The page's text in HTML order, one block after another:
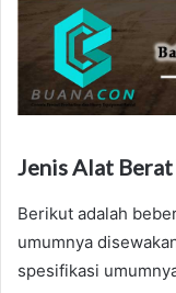
Jenis Alat Berat
Berikut adalah
umumnya
spesifikasi